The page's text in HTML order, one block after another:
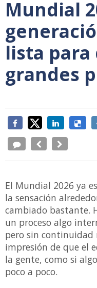
Mundial
lista para
grandes
El Mundial 2026 ya
la sensación
cambiado bastante.
un proceso algo
pero sin continuidad
impresión de que el
la gente, como si
poco a poco.